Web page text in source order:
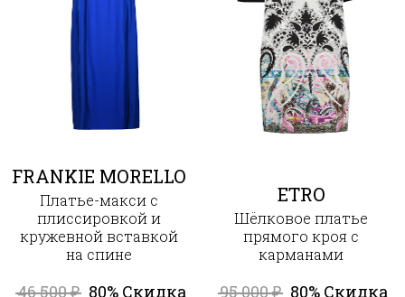
FRANKIE MORELLO
Платье-макси с
плиссировкой и
кружевной вставкой
на спине
46 500₽ 80% Скидка
ETRO
Шёлковое платье
прямого кроя с
карманами
95 000₽ 80% Скидка